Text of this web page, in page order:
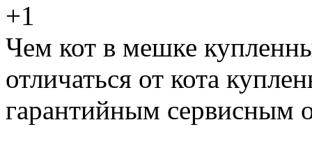
+1
Чем кот в мешке
отличаться от кота
гарантийным сервисным